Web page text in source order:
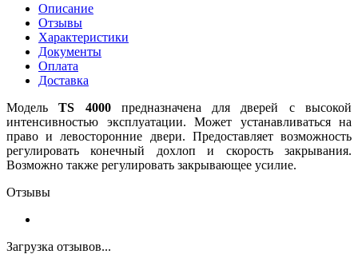
Описание
Отзывы
Характеристики
Документы
Оплата
Доставка
МодельTS 4000предназначена для дверей с высокой
интенсивностью эксплуатации. Может устанавливаться на
право и левосторонние двери. Предоставляет возможность
регулировать конечный дохлоп и скорость закрывания.
Возможно также регулировать закрывающее усилие.
Отзывы
Загрузка отзывов...